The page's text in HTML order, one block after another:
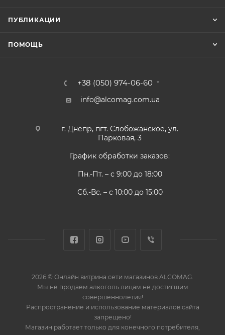
ПУБЛИКАЦИИ
ПОМОЩЬ
+38 (050) 974-06-60
info@alcomag.com.ua
г. Днепр, пгт. Слобожанское, ул.
Парковая, 3
График обработки заказов:
Пн.-Пт. – с 9:00 до 18:00
Сб.-Вс. – с 10:00 до 15:00
2026 © Онлайн витрина сети магазинов ALCOMAG.
Мы не продаем алкоголь лицам не достигшим
совершеннолетия!
Распространение и использование материалов сайта
запрещено!
Магазин работает только для конечного потребителя,